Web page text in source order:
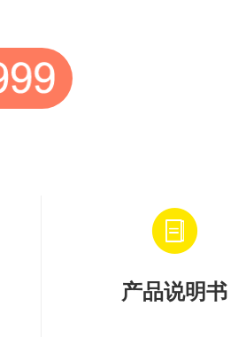
产品说明书